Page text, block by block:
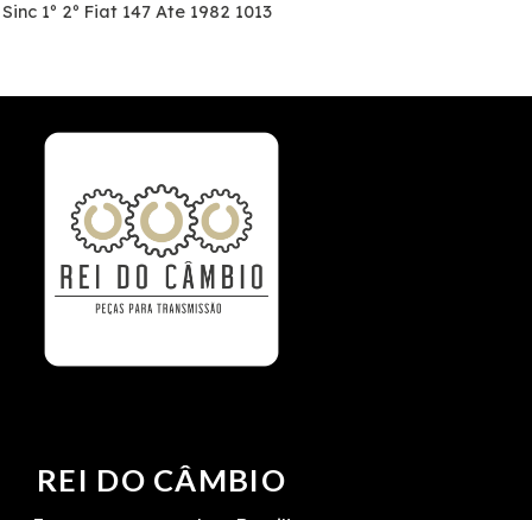
1º 2º Fiat 147 Ate 1982 1013
REI DO CÂMBIO